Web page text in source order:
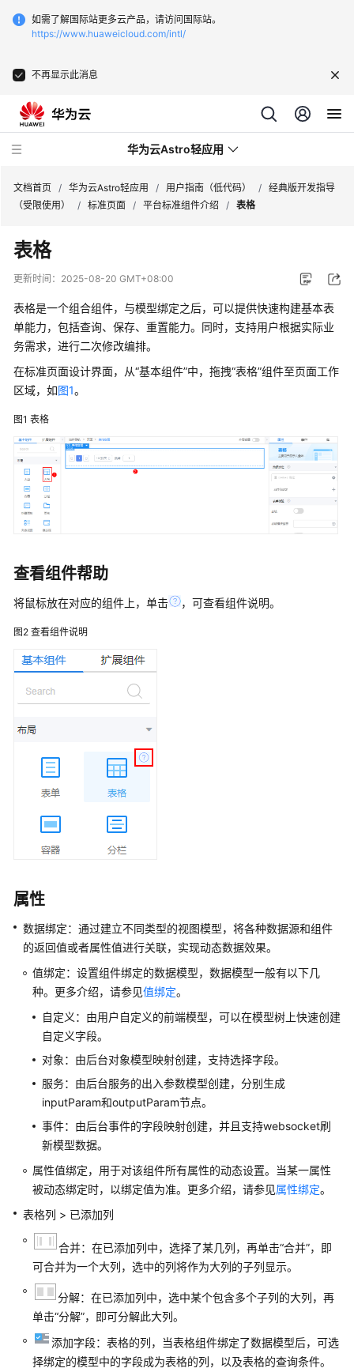
如需了解国际站更多云产品，请访问国际站。
https://www.huaweicloud.com/intl/
不再显示此消息
华为云Astro轻应用
最
新
动
产
品
绍
计
明
快
速
户
指
（低
码）
云
应
用
低
使
用
流
通
过
IAM
予
使
用
为
云
Astro
轻
用
的
限
购
华
为
文档首页 / 华为云Astro轻应用 / 用户指南（低代码） / 经典版开发指导
（受限使用）
/ 标准页面 / 平台标准组件介绍 / 表格
表格
更新时间： 2025-08-20 GMT+08:00
表格是一个组合组件，与模型绑定之后，可以提供快速构建基本表
单能力，包括查询、保存、重置能力。同时，支持用户根据实际业
务需求，进行二次修改编排。
在标准页面设计界面，从“基本组件”中，拖拽“表格”组件至页面工作
区域，如图1。
图1 表格
查看组件帮助
将鼠标放在对应的组件上，单击 ，可查看组件说明。
图2 查看组件说明
属性
数据绑定：通过建立不同类型的视图模型，将各种数据源和组件
的返回值或者属性值进行关联，实现动态数据效果。
值绑定：设置组件绑定的数据模型，数据模型一般有以下几
种。更多介绍，请参见值绑定。
自定义：由用户自定义的前端模型，可以在模型树上快速创建
自定义字段。
对象：由后台对象模型映射创建，支持选择字段。
服务：由后台服务的出入参数模型创建，分别生成
inputParam和outputParam节点。
事件：由后台事件的字段映射创建，并且支持websocket刷
新模型数据。
属性值绑定，用于对该组件所有属性的动态设置。当某一属性
被动态绑定时，以绑定值为准。更多介绍，请参见属性绑定。
表格列 > 已添加列
合并：在已添加列中，选择了某几列，再单击“合并”，即
可合并为一个大列，选中的列将作为大列的子列显示。
分解：在已添加列中，选中某个包含多个子列的大列，再
单击“分解”，即可分解此大列。
添加字段：表格的列，当表格组件绑定了数据模型后，可选
择绑定的模型中的字段成为表格的列，以及表格的查询条件。